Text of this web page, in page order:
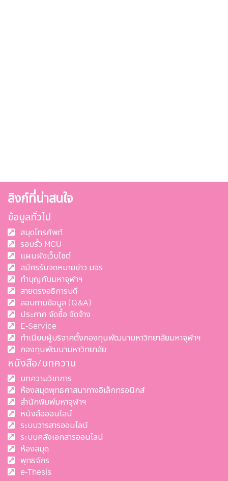
ลิงก์ที่น่าสนใจ
ข้อมูลทั่วไป
สมุดโทรศัพท์
รอบรั้ว MCU
แผนผังเว็บไซต์
สมัครรับจดหมายข่าว มจร
ทำบุญกับมหาจุฬาฯ
สายตรงอธิการบดี
สอบถามข้อมูล (Q&A)
ประกาศ จัดซื้อ จัดจ้าง
E-Service
ทำเนียบผู้บริจาคตั้งกองทุนพัฒนามหาวิทยาลัยมหาจุฬาฯ
กองทุนพัฒนามหาวิทยาลัย
หนังสือ/บทความ
บทความวิชาการ
ห้องสมุดพุทธศาสนาทางอิเล็กทรอนิกส์
สำนักพิมพ์มหาจุฬาฯ
หนังสือออนไลน์
ระบบวารสารออนไลน์
ระบบคลังเอกสารออนไลน์
ห้องสมุด
พุทธจักร
e-Thesis